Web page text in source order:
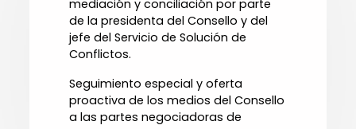
mediación y conciliación por parte
de la presidenta del Consello y del
jefe del Servicio de Solución de
Conflictos.
Seguimiento especial y oferta
proactiva de los medios del Consello
a las partes negociadoras de